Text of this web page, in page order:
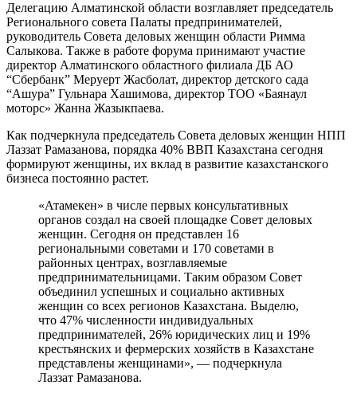
Делегацию Алматинской области возглавляет председатель
Регионального совета Палаты предпринимателей,
руководитель Совета деловых женщин области Римма
Салыкова. Также в работе форума принимают участие
директор Алматинского областного филиала ДБ АО
“Сбербанк” Меруерт Жасболат, директор детского сада
“Ашура” Гульнара Хашимова, директор ТОО «Баянаул
моторс» Жанна Жазыкпаева.
Как подчеркнула председатель Совета деловых женщин НПП
Лаззат Рамазанова, порядка 40% ВВП Казахстана сегодня
формируют женщины, их вклад в развитие казахстанского
бизнеса постоянно растет.
«Атамекен» в числе первых консультативных
органов создал на своей площадке Совет деловых
женщин. Сегодня он представлен 16
региональными советами и 170 советами в
районных центрах, возглавляемые
предпринимательницами. Таким образом Совет
объединил успешных и социально активных
женщин со всех регионов Казахстана. Выделю,
что 47% численности индивидуальных
предпринимателей, 26% юридических лиц и 19%
крестьянских и фермерских хозяйств в Казахстане
представлены женщинами», — подчеркнула
Лаззат Рамазанова.